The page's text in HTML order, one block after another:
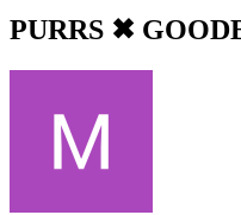
PURRS ✖︎